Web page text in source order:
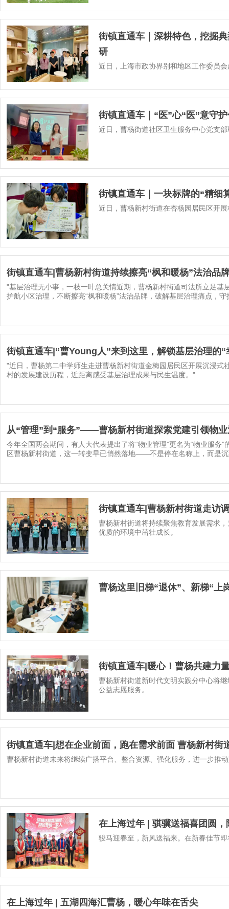
街镇直通车｜深耕特色，挖掘
研
近日，上海市政协界别和地区工作委员
街镇直通车｜“医”心“医”意守
近日，曹杨街道社区卫生服务中心党支
街镇直通车｜一块标牌的“精细
近日，曹杨新村街道在杏杨园居民区开
街镇直通车|曹杨新村街道持续擦亮“枫和暖杨”法治品
"基层治理无小事，一枝一叶总关情近期，曹杨新村街道司法所立足
护航小区治理，不断擦亮“枫和暖杨”法治品牌，破解基层治理痛点，
街镇直通车|“曹Young人”来到这里，解锁基层治理
"近日，曹杨第二中学师生走进曹杨新村街道金梅园居民区开展沉浸
村的发展建设历程，近距离感受基层治理成果与民生温度。"
从“管理”到“服务”——曹杨新村街道探索党建引领物
今年全国两会期间，有人大代表提出了将“物业管理”更名为“物业服
区曹杨新村街道，这一转变早已悄然落地——不是停在名称上，而是
街镇直通车|曹杨新村街道走访
曹杨新村街道将持续聚焦教育发展需求
优质的环境中茁壮成长。
曹杨这里旧梯“退休”、新梯“上
街镇直通车|暖心！曹杨共建力
曹杨新村街道新时代文明实践分中心将
公益志愿服务。
街镇直通车|想在企业前面，跑在需求前面 曹杨新村街
曹杨新村街道未来将继续广搭平台、整合资源、强化服务，进一步推
在上海过年 | 骐骥送福喜团圆
骏马迎春至，新风送福来。在新春佳节
在上海过年 | 五湖四海汇曹杨，暖心年味在舌尖